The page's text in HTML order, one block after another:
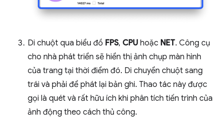
Di chuột qua biểu đồ FPS, CPU hoặc NET. Công cụ
cho nhà phát triển sẽ hiển thị ảnh chụp màn hình
của trang tại thời điểm đó. Di chuyển chuột sang
trái và phải để phát lại bản ghi. Thao tác này được
gọi là quét và rất hữu ích khi phân tích tiến trình của
ảnh động theo cách thủ công.